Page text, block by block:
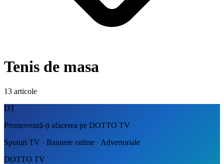
Tenis de masa
13 articole
DT
Promovează-ți afacerea pe DOTTO TV
Spoturi TV · Bannere online · Advertoriale
DOTTO TV